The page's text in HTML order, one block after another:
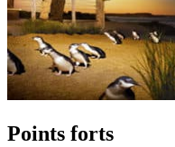
Points forts